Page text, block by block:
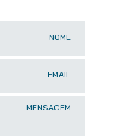
NOME
EMAIL
MENSAGEM